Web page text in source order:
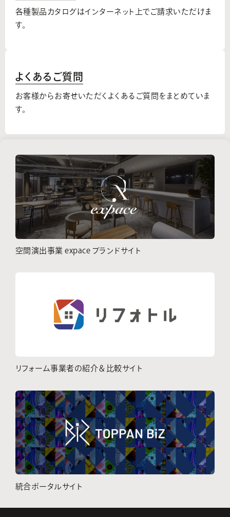
各種製品カタログはインターネット上でご請求いただけま
す。
よくあるご質問
お客様からお寄せいただくよくあるご質問をまとめていま
す。
空間演出事業 expace ブランドサイト
リフォーム事業者の紹介＆比較サイト
統合ポータルサイト